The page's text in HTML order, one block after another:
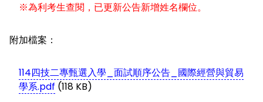
※為利考生查閱，已更新公告新增姓名欄位。
附加檔案：
114四技二專甄選入學_面試順序公告_國際經營與貿易
學系.pdf (118 KB)